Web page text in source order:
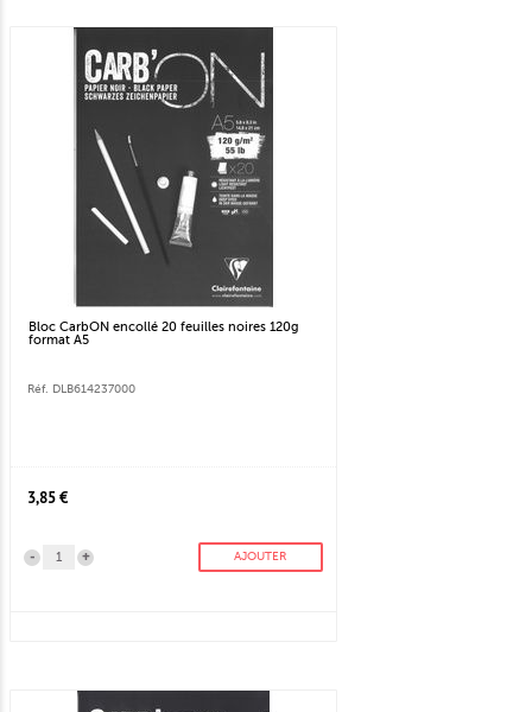
Bloc CarbON encollé 20 feuilles noires 120g
format A5
Réf. DLB614237000
3,85 €
+
- AJOUTER